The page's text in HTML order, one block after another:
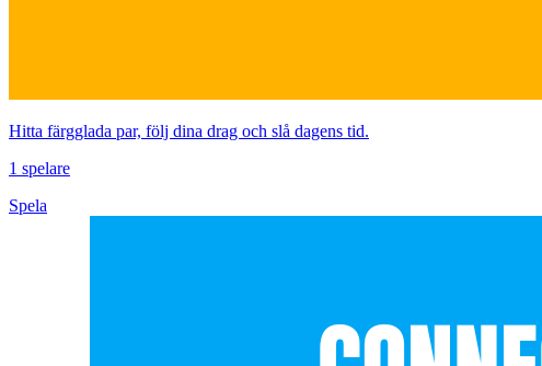
Hitta färgglada par, följ dina drag och slå dagens tid.
1 spelare
Spela